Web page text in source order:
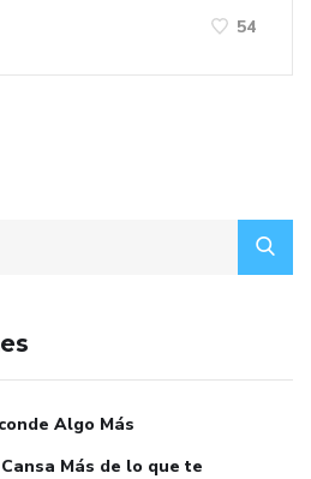
54
Algo Más
Más de lo que te